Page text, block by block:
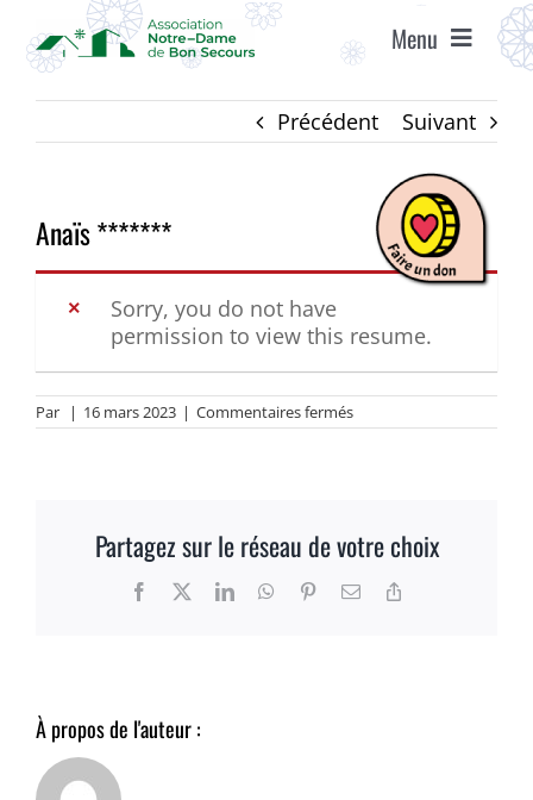
contenu
Menu
ACCUEIL
ÉTABLISSEMENTS
VIE ASSOCIATIVE
AGENDA
ACCÈS ET CONTACT
Précédent Suivant
Anaïs *******
Sorry, you do not have
permission to view this resume.
Par | 16 mars 2023 | Commentaires ferméssur
Anaïs
Partagez sur le réseau de votre choix
Facebook LinkedInWhatsApp
PinterestEmail
À propos de l'auteur :